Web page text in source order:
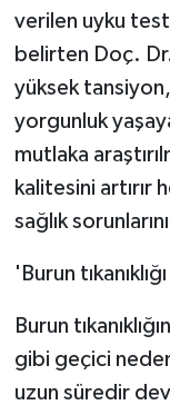
verilen uyku
belirten Doç.
yüksek
yorgunluk
mutlaka
kalitesini
sağlık
'Burun
Burun
gibi geçici
uzun süredir